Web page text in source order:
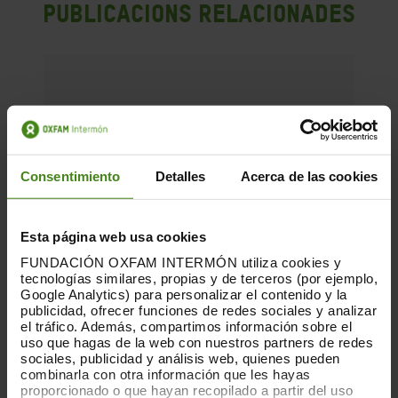
Consentimiento Detalles Acerca de las cookies
Esta página web usa cookies
FUNDACIÓN OXFAM INTERMÓN utiliza cookies y
tecnologías similares, propias y de terceros (por ejemplo,
Google Analytics) para personalizar el contenido y la
publicidad, ofrecer funciones de redes sociales y analizar
el tráfico. Además, compartimos información sobre el
uso que hagas de la web con nuestros partners de redes
sociales, publicidad y análisis web, quienes pueden
combinarla con otra información que les hayas
proporcionado o que hayan recopilado a partir del uso
Publicacions Relacionades